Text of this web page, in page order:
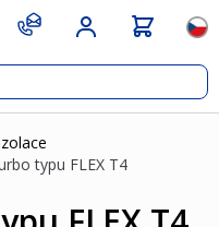
typu FLEX T4